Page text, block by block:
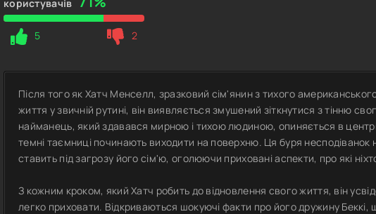
користувачів
5 2
Після того як Хатч Менселл, зразковий сім'янин з тихого
життя у звичній рутині, він виявляється змушений зіткнутися з тінню
найманець, який здавався мирною і тихою людиною, опиняється в центрі
темні таємниці починають виходити на поверхню. Ця буря несподіванок
ставить під загрозу його сім'ю, оголюючи приховані аспекти, про які
З кожним кроком, який Хатч робить до відновлення свого життя, він
легко приховати. Відкриваються шокуючі факти про його дружину Беккі,